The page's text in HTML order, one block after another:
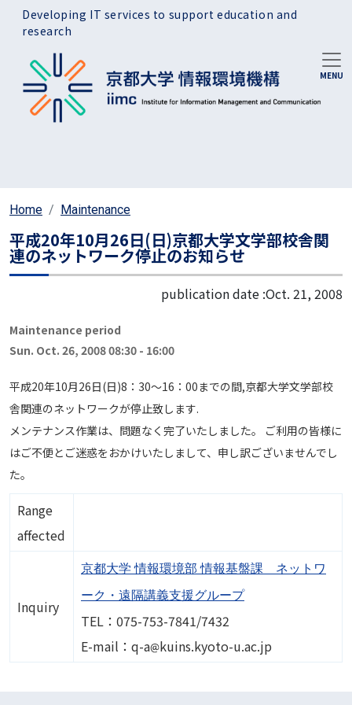
Skip to main content
Developing IT services to support education and
research
Home Maintenance
平成20年10月26日(日)京都大学文学部校舎関
連のネットワーク停止のお知らせ
publication date :Oct. 21, 2008
Maintenance period
Sun. Oct. 26, 2008 08:30 - 16:00
平成20年10月26日(日)8：30～16：00までの間,京都大学文学部校
舎関連のネットワークが停止致します.
メンテナンス作業は、問題なく完了いたしました。 ご利用の皆様に
はご不便とご迷惑をおかけいたしまして、申し訳ございませんでし
た。
Range
affected
Inquiry
京都大学 情報環境部 情報基盤課 ネットワ
ーク・遠隔講義支援グループ
TEL：075-753-7841/7432
E-mail：q-aImage
kuins.kyoto-u.ac.jp